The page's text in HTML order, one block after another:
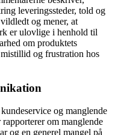
leveringssteder, told og
og mener, at
er ulovlige i henhold til
om produktets
og frustration hos
og manglende
om manglende
og en generel mangel på